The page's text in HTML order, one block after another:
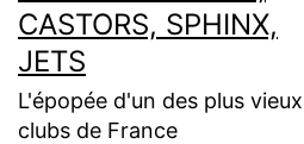
CASTORS, SPHINX,
JETS
L'épopée d'un des plus vieux
clubs de France